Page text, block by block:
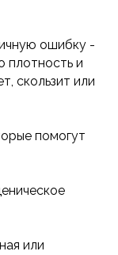
ошибку -
плотность и
скользит или
помогут
или